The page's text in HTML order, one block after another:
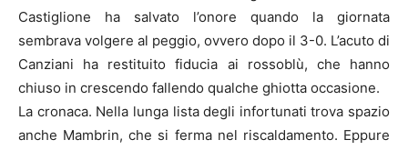
Castiglione ha salvato l’onore quando la giornata
sembrava volgere al peggio, ovvero dopo il 3-0. L’acuto di
Canziani ha restituito fiducia ai rossoblù, che hanno
chiuso in crescendo fallendo qualche ghiotta occasione.
La cronaca. Nella lunga lista degli infortunati trova spazio
anche Mambrin, che si ferma nel riscaldamento. Eppure